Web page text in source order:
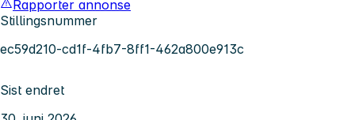
Rapporter annonse
Stillingsnummer
ec59d210-cd1f-4fb7-8ff1-462a800e913c
Sist endret